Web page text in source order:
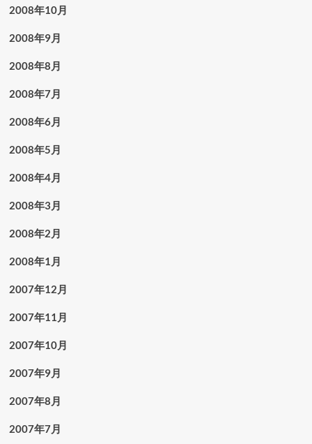
2008年10月
2008年9月
2008年8月
2008年7月
2008年6月
2008年5月
2008年4月
2008年3月
2008年2月
2008年1月
2007年12月
2007年11月
2007年10月
2007年9月
2007年8月
2007年7月